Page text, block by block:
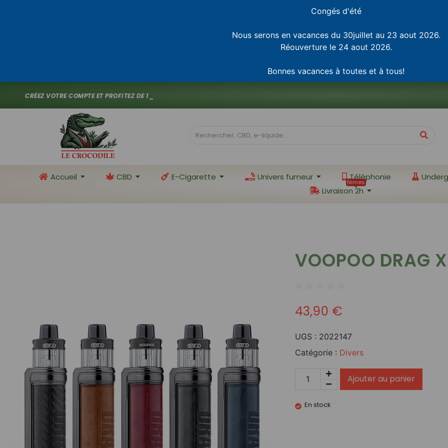
Congés d'été
Nous serons en vacances du 30juillet au 23 aout 2026.
Réouverture le 24 aout 2026.
Bonnes vacances à toutes et à tous!
CRÉEZ VOTRE COMPTE ET PROFITEZ DE 1
Accueil CBD E-Cigarette Univers fumeur Téléphonie
Livraison 2h
Nimes
VOOPOO DRAG
☆ ☆ ☆ ☆ ☆
43,90 €
UGS : 2022147
Catégorie : Divers
Ajouter au panier
En stock